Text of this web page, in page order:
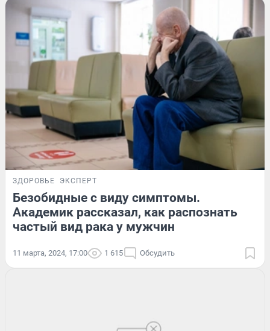
ЗДОРОВЬЕ ЭКСПЕРТ
Безобидные с виду симптомы.
Академик рассказал, как распознать
частый вид рака у мужчин
11 марта, 2024, 17:00 1 615 Обсудить